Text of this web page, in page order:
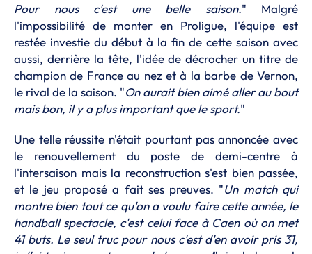
Pour nous c'est une belle saison." Malgré
l'impossibilité de monter en Proligue, l'équipe est
restée investie du début à la fin de cette saison avec
aussi, derrière la tête, l'idée de décrocher un titre de
champion de France au nez et à la barbe de Vernon,
le rival de la saison. "On aurait bien aimé aller au bout
mais bon, il y a plus important que le sport."
Une telle réussite n'était pourtant pas annoncée avec
le renouvellement du poste de demi-centre à
l'intersaison mais la reconstruction s'est bien passée,
et le jeu proposé a fait ses preuves. "Un match qui
montre bien tout ce qu'on a voulu faire cette année, le
handball spectacle, c'est celui face à Caen où on met
41 buts. Le seul truc pour nous c'est d'en avoir pris 31,